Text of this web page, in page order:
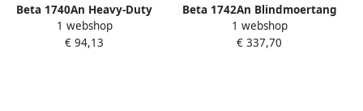
Beta 1740An Heavy-Duty
Blindklinktang 017400103
1 webshop
€ 94,13
Beta 1742An Blindmoertang
Met 7 Verwisselbare
017420101
1 webshop
€ 337,70